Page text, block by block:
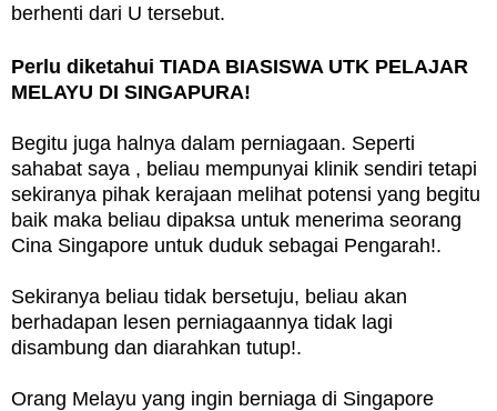
berhenti dari U tersebut.
Perlu diketahui TIADA BIASISWA UTK PELAJAR
MELAYU DI SINGAPURA!
Begitu juga halnya dalam perniagaan. Seperti
sahabat saya , beliau mempunyai klinik sendiri tetapi
sekiranya pihak kerajaan melihat potensi yang begitu
baik maka beliau dipaksa untuk menerima seorang
Cina Singapore untuk duduk sebagai Pengarah!.
Sekiranya beliau tidak bersetuju, beliau akan
berhadapan lesen perniagaannya tidak lagi
disambung dan diarahkan tutup!.
Orang Melayu yang ingin berniaga di Singapore